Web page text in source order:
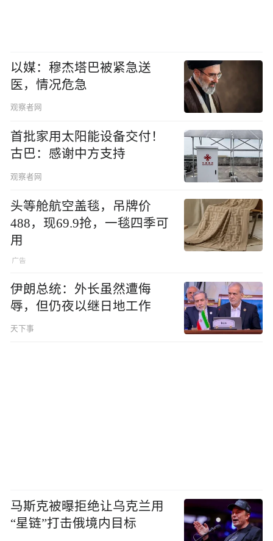
以媒：穆杰塔巴被紧急送
医，情况危急
观察者网
首批家用太阳能设备交付！
古巴：感谢中方支持
观察者网
头等舱航空盖毯，吊牌价
488，现69.9抢，一毯四季可
用
伊朗总统：外长虽然遭侮
辱，但仍夜以继日地工作
天下事
马斯克被曝拒绝让乌克兰用
“星链”打击俄境内目标